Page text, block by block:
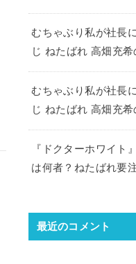
むちゃぶり私が社長
じ ねたばれ 高畑充
むちゃぶり私が社長
じ ねたばれ 高畑充
『ドクターホワイト
は何者？ねたばれ要
最近のコメント